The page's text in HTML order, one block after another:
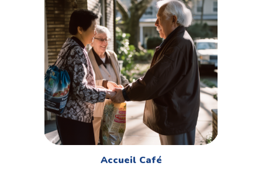
Accueil Café